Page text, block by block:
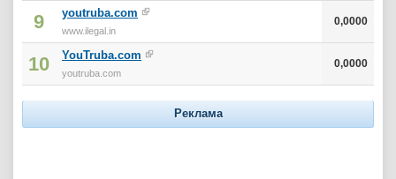
9 youtruba.com
www.ilegal.in
0,0000
10 YouTruba.com
youtruba.com
0,0000
Реклама